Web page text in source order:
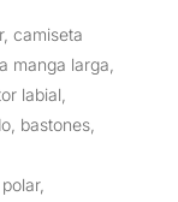
camiseta
manga larga,
labial,
bastones,